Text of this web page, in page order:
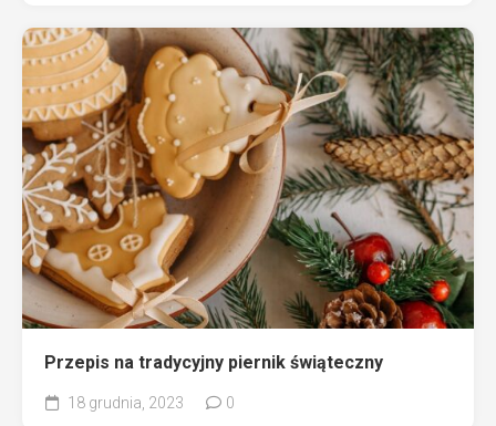
Przepis na tradycyjny piernik świąteczny
18 grudnia, 2023 0